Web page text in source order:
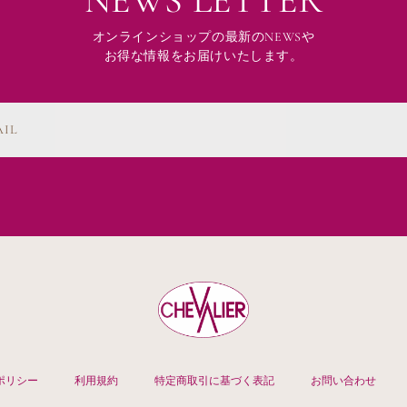
オンラインショップの最新のNEWSや
お得な情報をお届けいたします。
リシー 利用規約 特定商取引に基づく表記 お問い合わせ